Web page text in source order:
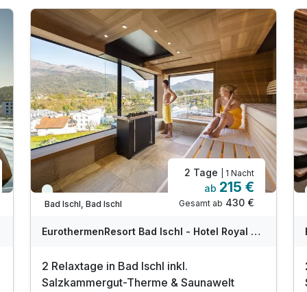
Immer verfügbar
Bad Ischl, Bad Ischl
2 Tage | 1 Nacht
ab 215 €
Gesamt ab 430 €
EurothermenResort Bad Ischl - Hotel Royal 4-Sterne Superior
2 Relaxtage in Bad Ischl inkl.
Salzkammergut-Therme & Saunawelt